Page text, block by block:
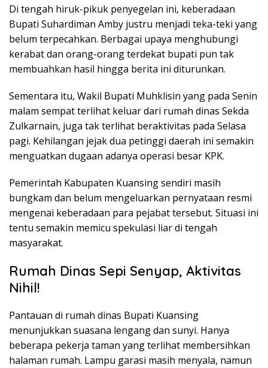
Di tengah hiruk-pikuk penyegelan ini, keberadaan
Bupati Suhardiman Amby justru menjadi teka-teki yang
belum terpecahkan. Berbagai upaya menghubungi
kerabat dan orang-orang terdekat bupati pun tak
membuahkan hasil hingga berita ini diturunkan.
Sementara itu, Wakil Bupati Muhklisin yang pada Senin
malam sempat terlihat keluar dari rumah dinas Sekda
Zulkarnain, juga tak terlihat beraktivitas pada Selasa
pagi. Kehilangan jejak dua petinggi daerah ini semakin
menguatkan dugaan adanya operasi besar KPK.
Pemerintah Kabupaten Kuansing sendiri masih
bungkam dan belum mengeluarkan pernyataan resmi
mengenai keberadaan para pejabat tersebut. Situasi ini
tentu semakin memicu spekulasi liar di tengah
masyarakat.
Rumah Dinas Sepi Senyap, Aktivitas
Nihil!
Pantauan di rumah dinas Bupati Kuansing
menunjukkan suasana lengang dan sunyi. Hanya
beberapa pekerja taman yang terlihat membersihkan
halaman rumah. Lampu garasi masih menyala, namun